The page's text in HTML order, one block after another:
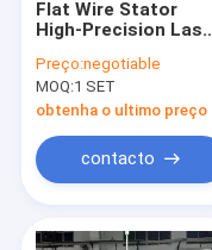
Flat Wire Stator
High-Precision
Machine
Preço:negotiable
MOQ:1 SET
obtenha o ultimo preço
contacto